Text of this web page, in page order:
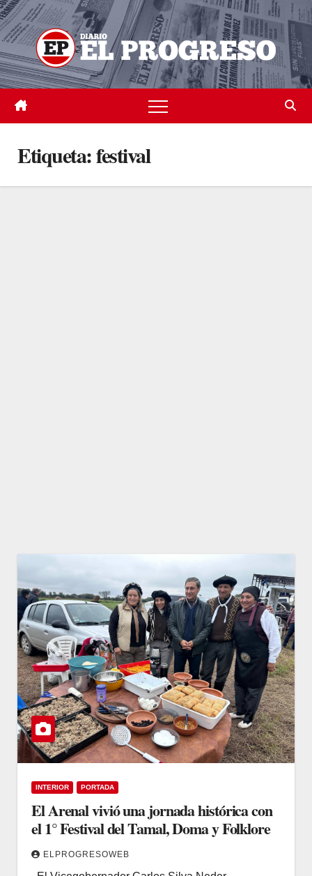
Skip
to
content
Etiqueta:festival
INTERIOR PORTADA
El Arenal vivió una jornada histórica con
el 1° Festival del Tamal, Doma y Folklore
ELPROGRESOWEB